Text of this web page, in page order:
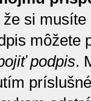
si
môžete
podpis.